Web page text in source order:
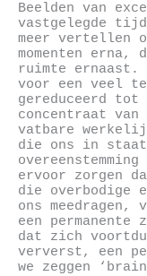
Beelden van
vastgelegde
meer vertellen
momenten
ruimte
voor een veel
gereduceerd tot
concentraat
vatbare
die ons in
ervoor zorgen
die overbodige
ons
een
dat zich
ververst, een
we zeggen